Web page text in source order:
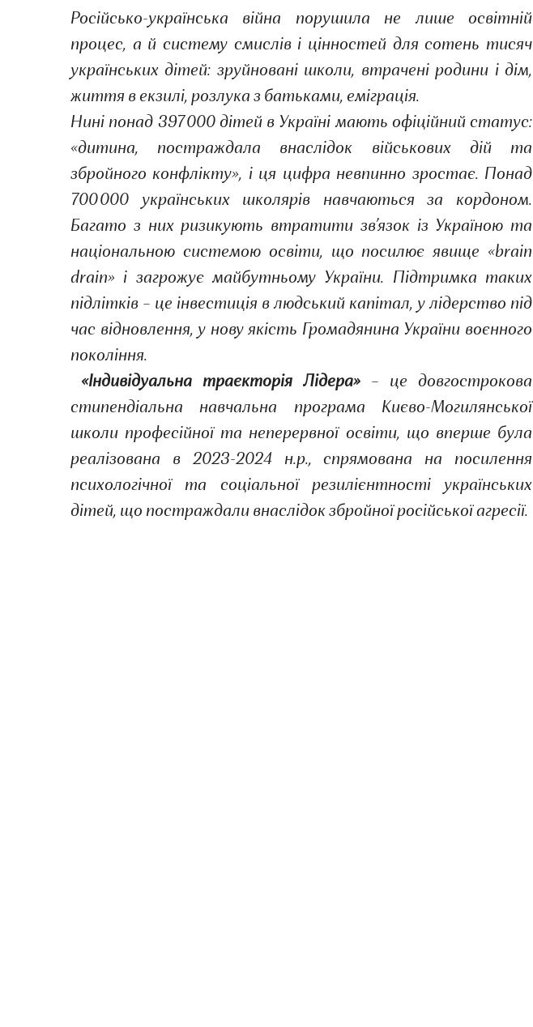
Російсько-українська війна порушила не лише освітній
процес, а й систему смислів і цінностей для сотень тисяч
українських дітей: зруйновані школи, втрачені родини і дім,
життя в екзилі, розлука з батьками, еміграція.
Нині понад 397 000 дітей в Україні мають офіційний статус:
«дитина, постраждала внаслідок військових дій та
збройного конфлікту», і ця цифра невпинно зростає. Понад
700 000 українських школярів навчаються за кордоном.
Багато з них ризикують втратити зв’язок із Україною та
національною системою освіти, що посилює явище «brain
drain» і загрожує майбутньому України. Підтримка таких
підлітків – це інвестиція в людський капітал, у лідерство під
час відновлення, у нову якість Громадянина України воєнного
покоління.
«Індивідуальна траєкторія Лідера» – це довгострокова
стипендіальна навчальна програма Києво-Могилянської
школи професійної та неперервної освіти, що вперше була
реалізована в 2023-2024 н.р., спрямована на посилення
психологічної та соціальної резилієнтності українських
дітей, що постраждали внаслідок збройної російської агресії.